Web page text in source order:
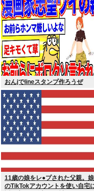
おんjでlineスタンプ作ろうぜ
11歳の娘をレ●プされた父親。娘
のTikTokアカウントを使い自宅